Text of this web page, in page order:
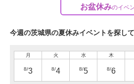
お盆休みのイベ
今週の茨城県の夏休みイベントを探し
月
8/3
火
8/4
水
8/5
木
8/6